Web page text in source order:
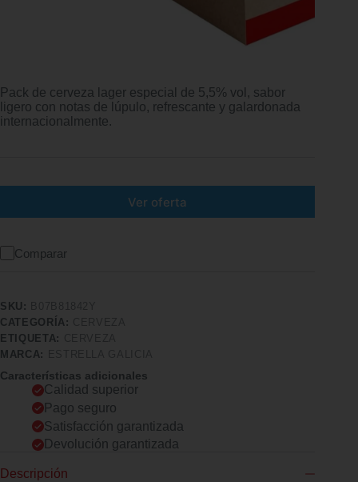
Pack de cerveza lager especial de 5,5% vol, sabor
ligero con notas de lúpulo, refrescante y galardonada
internacionalmente.
Ver oferta
Comparar
SKU:
CATEGORÍA:
ETIQUETA:
MARCA:
Características adicionales
Calidad superior
Pago seguro
Satisfacción garantizada
Devolución garantizada
Descripción